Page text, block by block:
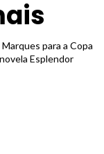
para a Copa
Esplendor